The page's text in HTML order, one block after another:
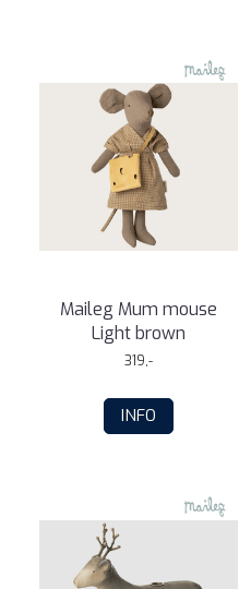
Maileg Mum mouse
Light brown
319,-
INFO